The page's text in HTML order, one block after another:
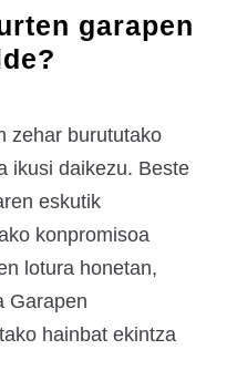
garapen
zehar burututako
ikusi daikezu. Beste
eskutik
konpromisoa
lotura honetan,
Garapen
hainbat ekintza